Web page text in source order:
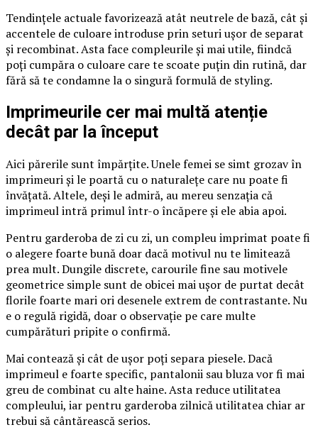
Tendințele actuale favorizează atât neutrele de bază, cât și
accentele de culoare introduse prin seturi ușor de separat
și recombinat. Asta face compleurile și mai utile, fiindcă
poți cumpăra o culoare care te scoate puțin din rutină, dar
fără să te condamne la o singură formulă de styling.
Imprimeurile cer mai multă atenție
decât par la început
Aici părerile sunt împărțite. Unele femei se simt grozav în
imprimeuri și le poartă cu o naturalețe care nu poate fi
învățată. Altele, deși le admiră, au mereu senzația că
imprimeul intră primul într-o încăpere și ele abia apoi.
Pentru garderoba de zi cu zi, un compleu imprimat poate fi
o alegere foarte bună doar dacă motivul nu te limitează
prea mult. Dungile discrete, carourile fine sau motivele
geometrice simple sunt de obicei mai ușor de purtat decât
florile foarte mari ori desenele extrem de contrastante. Nu
e o regulă rigidă, doar o observație pe care multe
cumpărături pripite o confirmă.
Mai contează și cât de ușor poți separa piesele. Dacă
imprimeul e foarte specific, pantalonii sau bluza vor fi mai
greu de combinat cu alte haine. Asta reduce utilitatea
compleului, iar pentru garderoba zilnică utilitatea chiar ar
trebui să cântărească serios.